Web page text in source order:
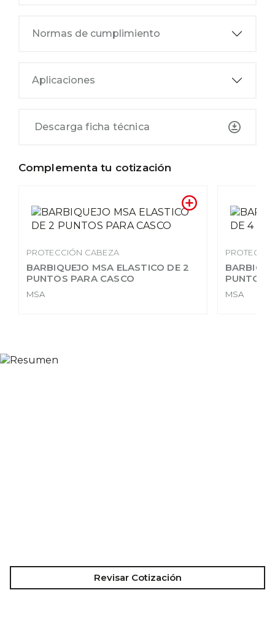
Normas de cumplimiento
Aplicaciones
Descarga ficha técnica
Complementa tu cotización
PROTECCIÓN CABEZA
BARBIQUEJO MSA ELASTICO DE 2
PUNTOS PARA CASCO
MSA
PUNTOS
MSA
Revisar Cotización